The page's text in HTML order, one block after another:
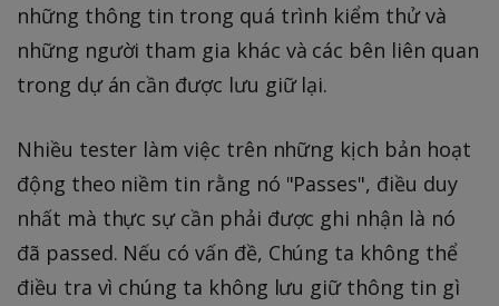
những thông tin trong quá trình kiểm thử và
những người tham gia khác và các bên liên quan
trong dự án cần được lưu giữ lại.
Nhiều tester làm việc trên những kịch bản hoạt
động theo niềm tin rằng nó "Passes", điều duy
nhất mà thực sự cần phải được ghi nhận là nó
đã passed. Nếu có vấn đề, Chúng ta không thể
điều tra vì chúng ta không lưu giữ thông tin gì